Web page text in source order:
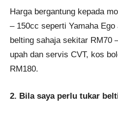
Harga bergantung kepada
– 150cc seperti Yamaha
belting sahaja sekitar RM70
upah dan servis CVT, kos
RM180.
2. Bila saya perlu tukar